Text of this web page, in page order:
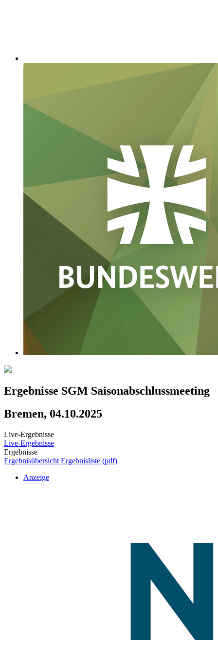
Ergebnisse SGM Saisonabschlussmeeting
Bremen, 04.10.2025
Live-Ergebnisse
Live-Ergebnisse
Ergebnisse
Ergebnisübersicht Ergebnisliste (pdf)
Anzeige